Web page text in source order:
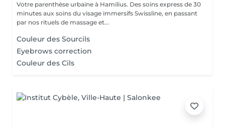
Votre parenthèse urbaine à Hamilius. Des soins express de 30
minutes aux soins du visage immersifs Swissline, en passant
par nos rituels de massage et...
Couleur des Sourcils
Eyebrows correction
Couleur des Cils